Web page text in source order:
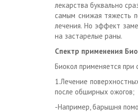
лекарства буквально
самым снижая тяжесть
лечения. Но эффект
на застарелые раны.
Спектр применения
Биокол применяется
1.Лечение
после обширных ожогов;
-Например, барышня